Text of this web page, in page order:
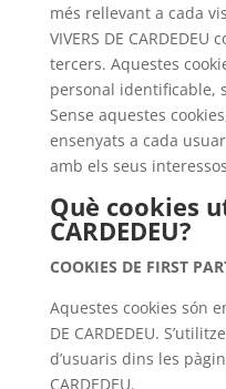
més rellevant a cada
VIVERS DE
tercers. Aquestes
personal identificable,
Sense aquestes
ensenyats a cada
amb els seus
Què cookies
CARDEDEU?
COOKIES DE FIRST
Aquestes cookies són
DE CARDEDEU.
d’usuaris dins les
CARDEDEU.